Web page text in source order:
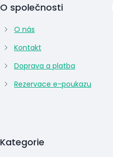
O společnosti
O nás
Kontakt
Doprava a platba
Rezervace e-poukazu
Kategorie